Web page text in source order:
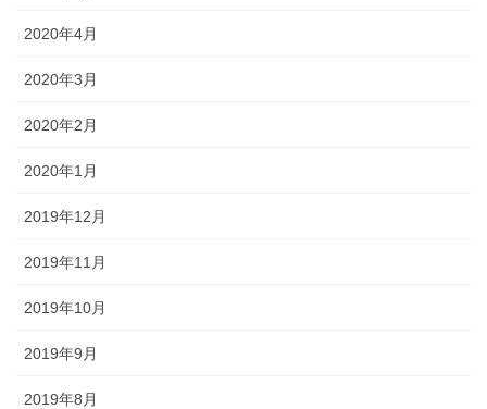
2020年4月
2020年3月
2020年2月
2020年1月
2019年12月
2019年11月
2019年10月
2019年9月
2019年8月